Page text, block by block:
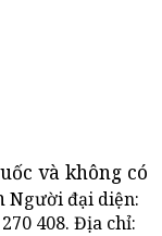
và không có
Người đại diện:
408. Địa chỉ: